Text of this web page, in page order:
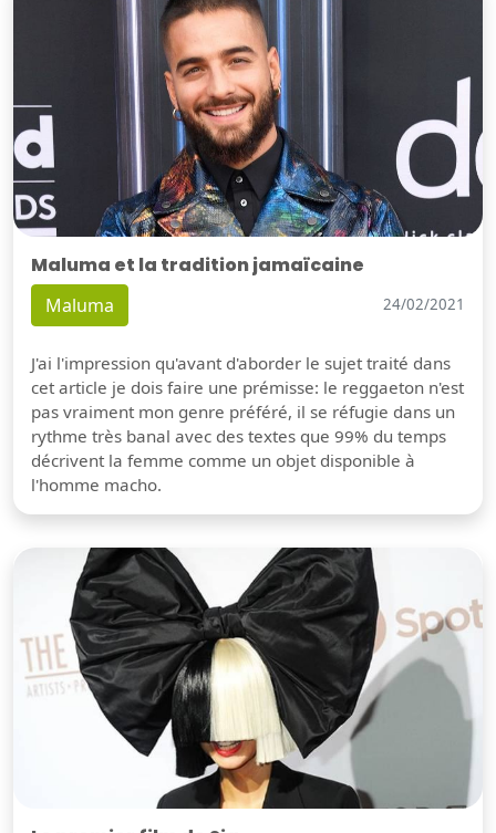
Maluma et la tradition jamaïcaine
Maluma 24/02/2021
J'ai l'impression qu'avant d'aborder le sujet traité dans
cet article je dois faire une prémisse: le reggaeton n'est
pas vraiment mon genre préféré, il se réfugie dans un
rythme très banal avec des textes que 99% du temps
décrivent la femme comme un objet disponible à
l'homme macho.